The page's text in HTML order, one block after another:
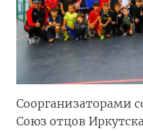
Соорганизаторами
Союз отцов